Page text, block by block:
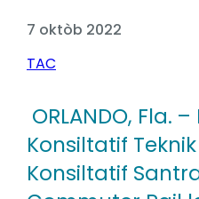
7 oktòb 2022
TAC
ORLANDO, Fla. –
Konsiltatif
Konsiltatif